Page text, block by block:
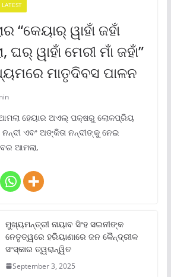
LATEST
“କେୟାର୍ ୱାହାଁ ଜହାଁ
ୱାହାଁ ମେରୀ ମାଁ ଜହାଁ”
ମାତୃଦିବସ ପାଳନ
ହେୟାର ଅଏଲ୍ ପକ୍ଷରୁ ଲୋକପ୍ରିୟ
ଏବଂ ଅଙ୍କିତା ନନ୍ଦୀଙ୍କୁ ନେଇ
ଆମଲା,
ମୁଖ୍ୟମନ୍ତ୍ରୀ ନାୟାବ ସିଂହ ସଇନୀଙ୍କ
ନେତୃତ୍ୱରେ ହରିୟାଣାରେ ଜନ କୈନ୍ଦ୍ରୀକ
ସଂସ୍କାର ତ୍ୱରାନ୍ୱିତ
September 3, 2025